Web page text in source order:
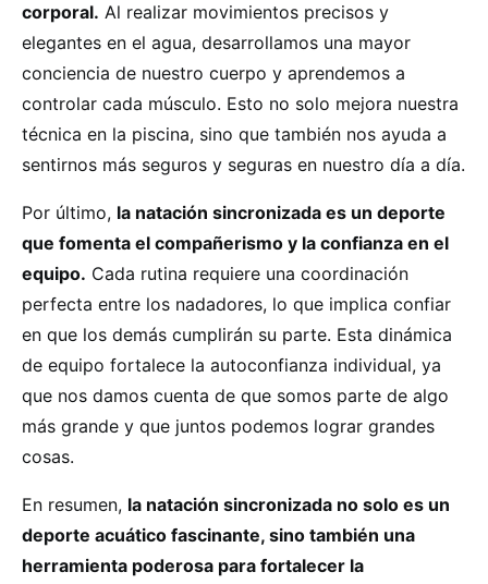
corporal. Al realizar movimientos precisos y
elegantes en el agua, desarrollamos una mayor
conciencia de nuestro cuerpo y aprendemos a
controlar cada músculo. Esto no solo mejora nuestra
técnica en la piscina, sino que también nos ayuda a
sentirnos más seguros y seguras en nuestro día a día.
Por último, la natación sincronizada es un deporte
que fomenta el compañerismo y la confianza en el
equipo. Cada rutina requiere una coordinación
perfecta entre los nadadores, lo que implica confiar
en que los demás cumplirán su parte. Esta dinámica
de equipo fortalece la autoconfianza individual, ya
que nos damos cuenta de que somos parte de algo
más grande y que juntos podemos lograr grandes
cosas.
En resumen, la natación sincronizada no solo es un
deporte acuático fascinante, sino también una
herramienta poderosa para fortalecer la